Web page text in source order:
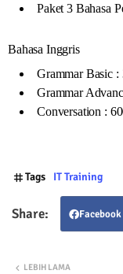
Paket 3 Bahasa
Bahasa Inggris
Grammar Basic :
Grammar
Conversation :
Tags IT Training
Facebook
LEBIH LAMA